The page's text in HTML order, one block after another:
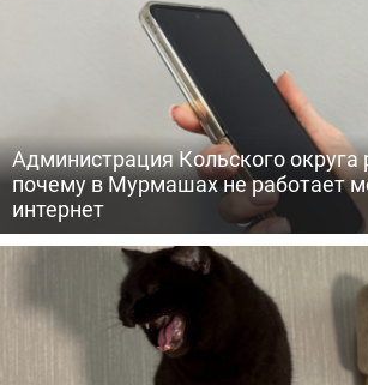
Администрация Кольского округа
почему в Мурмашах не работает
интернет